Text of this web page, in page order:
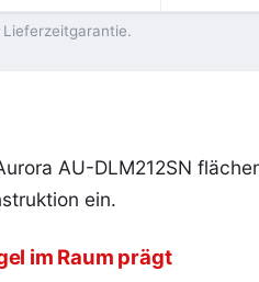
AU-DLM212SN
ein.
im Raum prägt